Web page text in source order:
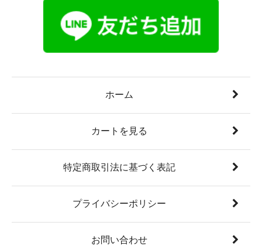
ホーム
カートを見る
特定商取引法に基づく表記
プライバシーポリシー
お問い合わせ